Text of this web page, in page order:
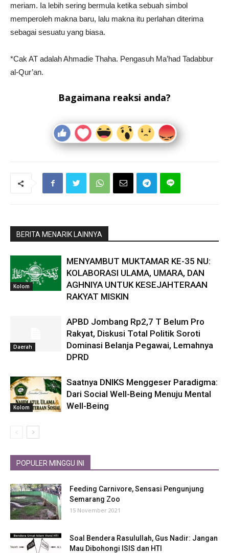
meriam. Ia lebih sering bermula ketika sebuah simbol
memperoleh makna baru, lalu makna itu perlahan diterima
sebagai sesuatu yang biasa.
*Cak AT adalah Ahmadie Thaha. Pengasuh Ma’had Tadabbur
al-Qur’an.
Bagaimana reaksi anda?
BERITA MENARIK LAINNYA
Kolom
MENYAMBUT MUKTAMAR KE-35 NU:
KOLABORASI ULAMA, UMARA, DAN
AGHNIYA UNTUK KESEJAHTERAAN
RAKYAT MISKIN
Daerah
APBD Jombang Rp2,7 T Belum Pro
Rakyat, Diskusi Total Politik Soroti
Dominasi Belanja Pegawai, Lemahnya
DPRD
Kolom
Saatnya DNIKS Menggeser Paradigma:
Dari Social Well-Being Menuju Mental
Well-Being
POPULER MINGGU INI
Feeding Carnivore, Sensasi Pengunjung
Semarang Zoo
15 November 2021
Soal Bendera Rasulullah, Gus Nadir: Jangan
Mau Dibohongi ISIS dan HTI